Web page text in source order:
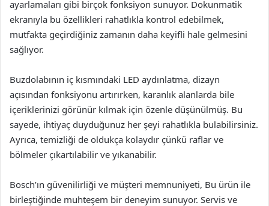
ayarlamaları gibi birçok fonksiyon sunuyor. Dokunmatik
ekranıyla bu özellikleri rahatlıkla kontrol edebilmek,
mutfakta geçirdiğiniz zamanın daha keyifli hale gelmesini
sağlıyor.
Buzdolabının iç kısmındaki LED aydınlatma, dizayn
açısından fonksiyonu artırırken, karanlık alanlarda bile
içeriklerinizi görünür kılmak için özenle düşünülmüş. Bu
sayede, ihtiyaç duyduğunuz her şeyi rahatlıkla bulabilirsiniz.
Ayrıca, temizliği de oldukça kolaydır çünkü raflar ve
bölmeler çıkartılabilir ve yıkanabilir.
Bosch’ın güvenilirliği ve müşteri memnuniyeti, Bu ürün ile
birleştiğinde muhteşem bir deneyim sunuyor. Servis ve